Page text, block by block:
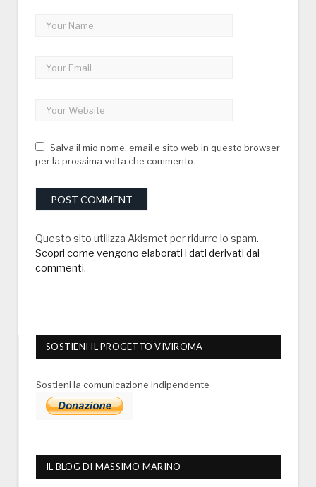
Salva il mio nome, email e sito web in questo browser
per la prossima volta che commento.
Questo sito utilizza Akismet per ridurre lo spam.
Scopri come vengono elaborati i dati derivati dai
commenti.
SOSTIENI IL PROGETTO VIVIROMA
Sostieni la comunicazione indipendente
IL BLOG DI MASSIMO MARINO